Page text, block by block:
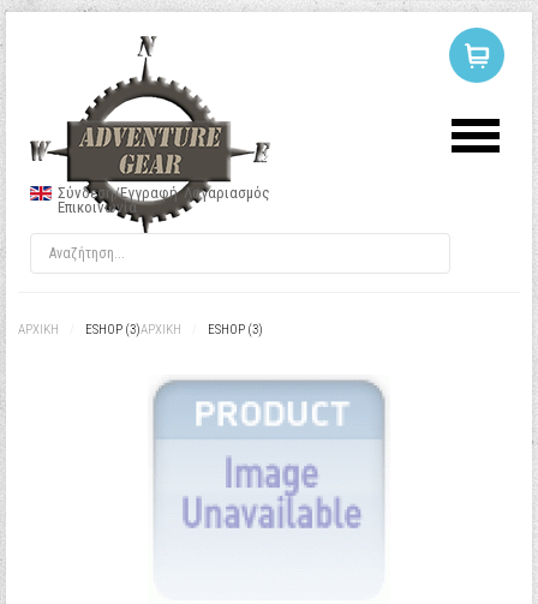
Σύνδεση/Εγγραφή Λογαριασμός
Επικοινωνία
ΑΡΧΙΚΉ ESHOP (3)ΑΡΧΙΚΉ ESHOP (3)
ΣΥΝΔΕΣΗ
Κωδικός
Να με θυμάσαι